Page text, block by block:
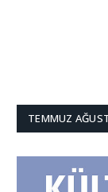
TEMMUZ